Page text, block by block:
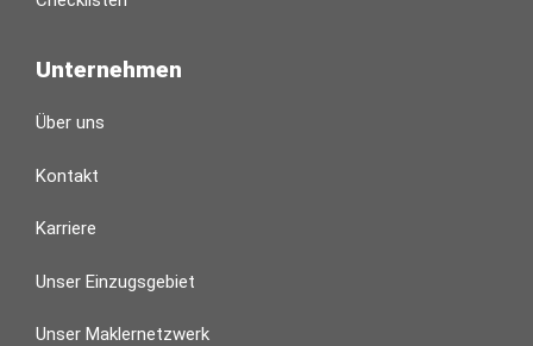
Unternehmen
Über uns
Kontakt
Karriere
Unser Einzugsgebiet
Unser Maklernetzwerk